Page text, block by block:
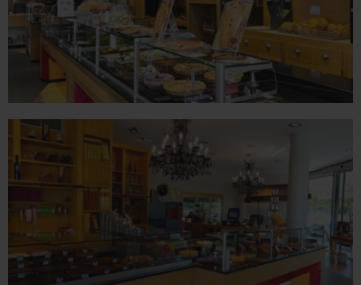
ROMANS
78 place Jean Jaurès - 26100 Romans sur Isère
Tél. 04 75 02 26 80